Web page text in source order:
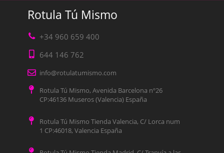
Rotula Tú Mismo
+34 960 659 400
644 146 762
info@rotulatumismo.com
Rotula Tú Mismo, Avenida Barcelona nº26
CP:46136 Museros (Valencia) España
Rotula Tú Mismo Tienda Valencia, C/ Lorca num
1 CP:46018, Valencia España